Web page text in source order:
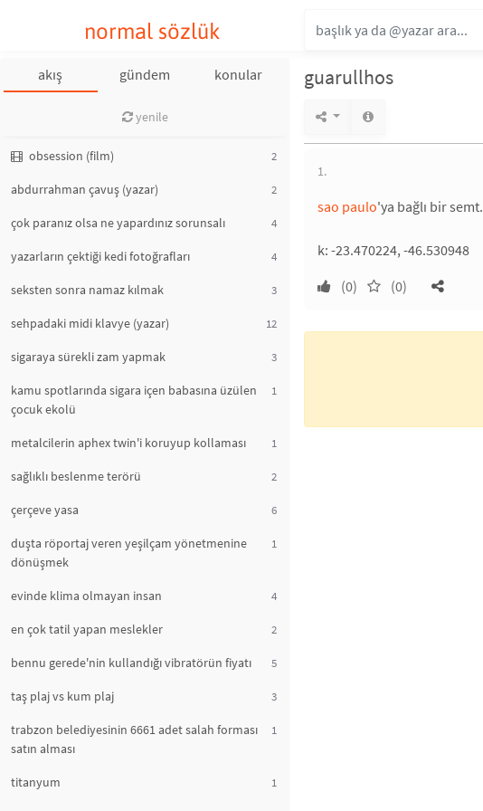
normal sözlük
akış gündem konular
yenile
obsession (film) 2
abdurrahman çavuş (yazar) 2
çok paranız olsa ne yapardınız sorunsalı 4
yazarların çektiği kedi fotoğrafları 4
seksten sonra namaz kılmak 3
sehpadaki midi klavye (yazar) 12
sigaraya sürekli zam yapmak 3
kamu spotlarında sigara içen babasına üzülen
çocuk ekolü
1
metalcilerin aphex twin'i koruyup kollaması 1
sağlıklı beslenme terörü 2
çerçeve yasa 6
duşta röportaj veren yeşilçam yönetmenine
dönüşmek
1
evinde klima olmayan insan 4
en çok tatil yapan meslekler 2
bennu gerede'nin kullandığı vibratörün fiyatı 5
taş plaj vs kum plaj 3
trabzon belediyesinin 6661 adet salah forması
satın alması
1
titanyum 1
guarullhos
1.
sao paulo'ya bağlı bir semt.
k: -23.470224, -46.530948
(0)
(0)